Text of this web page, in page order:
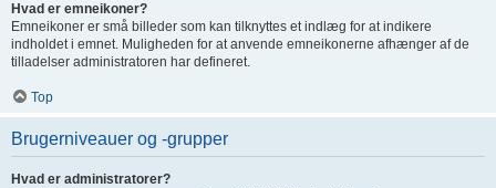
Hvad er emneikoner?
Emneikoner er små billeder som kan tilknyttes et indlæg for at indikere
indholdet i emnet. Muligheden for at anvende emneikonerne afhænger af de
tilladelser administratoren har defineret.
Top
Brugerniveauer og -grupper
Hvad er administratorer?